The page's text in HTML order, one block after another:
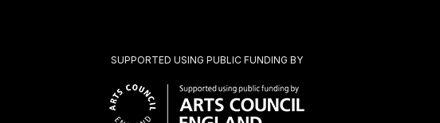
SUPPORTED USING PUBLIC FUNDING BY